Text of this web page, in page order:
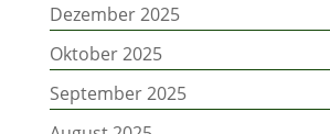
Dezember 2025
Oktober 2025
September 2025